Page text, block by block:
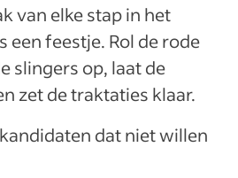
van elke stap in het
een feestje. Rol de rode
slingers op, laat de
zet de traktaties klaar.
dat niet willen